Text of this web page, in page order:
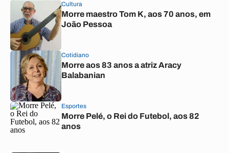
Cultura
Morre maestro Tom K, aos 70 anos, em
João Pessoa
Cotidiano
Morre aos 83 anos a atriz Aracy
Balabanian
Esportes
Morre Pelé, o Rei do Futebol, aos 82
anos